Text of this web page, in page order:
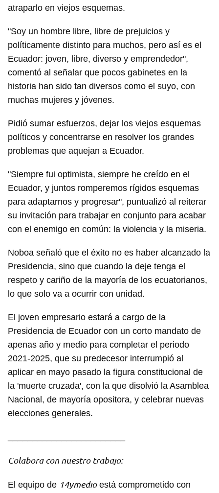
Guardar como favorito
Para poder guardar como favorito, primero has de
iniciar sesión con tu cuenta de 14ymedio.
INICIAR SESIÓN CANCELAR
atraparlo en viejos esquemas.
"Soy un hombre libre, libre de prejuicios y
políticamente distinto para muchos, pero así es el
Ecuador: joven, libre, diverso y emprendedor",
comentó al señalar que pocos gabinetes en la
historia han sido tan diversos como el suyo, con
muchas mujeres y jóvenes.
Pidió sumar esfuerzos, dejar los viejos esquemas
políticos y concentrarse en resolver los grandes
problemas que aquejan a Ecuador.
"Siempre fui optimista, siempre he creído en el
Ecuador, y juntos romperemos rígidos esquemas
para adaptarnos y progresar", puntualizó al reiterar
su invitación para trabajar en conjunto para acabar
con el enemigo en común: la violencia y la miseria.
Noboa señaló que el éxito no es haber alcanzado la
Presidencia, sino que cuando la deje tenga el
respeto y cariño de la mayoría de los ecuatorianos,
lo que solo va a ocurrir con unidad.
El joven empresario estará a cargo de la
Presidencia de Ecuador con un corto mandato de
apenas año y medio para completar el periodo
2021-2025, que su predecesor interrumpió al
aplicar en mayo pasado la figura constitucional de
la 'muerte cruzada', con la que disolvió la Asamblea
Nacional, de mayoría opositora, y celebrar nuevas
elecciones generales.
Colabora con nuestro trabajo:
El equipo de 14ymedioestá comprometido con